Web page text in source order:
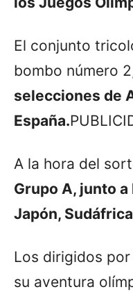
El conjunto
bombo número
selecciones de
España.
A la hora del
Grupo A, junto
Japón,
Los dirigidos
su aventura